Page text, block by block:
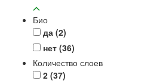
Био
да (2)
нет (36)
Количество слоев
2 (37)